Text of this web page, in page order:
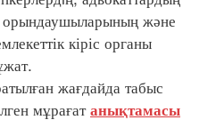
орындаушыларының және
кіріс органы
жағдайда табыс
мұрағатанықтамасы